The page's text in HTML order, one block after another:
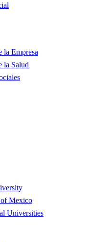
la Empresa
la Salud
Mexico
Universities